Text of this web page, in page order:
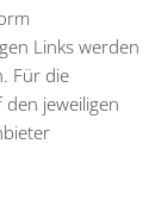
Links werden
Für die
jeweiligen